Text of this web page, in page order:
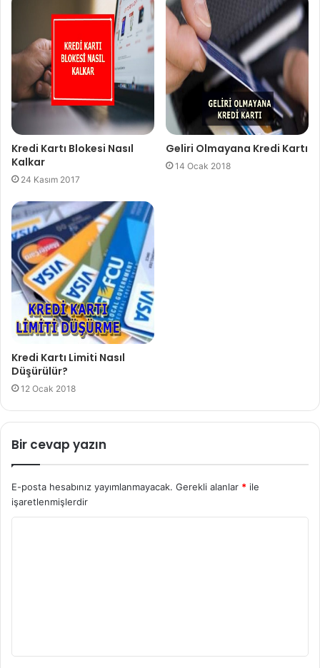
Kredi Kartı Blokesi Nasıl
Kalkar
24 Kasım 2017
Geliri Olmayana Kredi Kartı
14 Ocak 2018
Kredi Kartı Limiti Nasıl
Düşürülür?
12 Ocak 2018
Bir cevap yazın
E-posta hesabınız yayımlanmayacak. Gerekli alanlar * ile
işaretlenmişlerdir